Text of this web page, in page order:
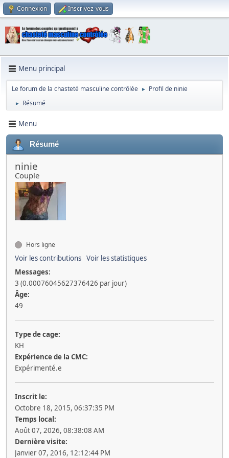
Connexion Inscrivez-vous
Menu principal
Le forum de la chasteté masculine contrôlée ► Profil de ninie
► Résumé
Menu
Résumé
ninie
Couple
Hors ligne
Voir les contributions Voir les statistiques
Messages:
3 (0.00076045627376426 par jour)
Âge:
49
Type de cage:
KH
Expérience de la CMC:
Expérimenté.e
Inscrit le:
Octobre 18, 2015, 06:37:35 PM
Temps local:
Août 07, 2026, 08:38:08 AM
Dernière visite:
Janvier 07, 2016, 12:12:44 PM